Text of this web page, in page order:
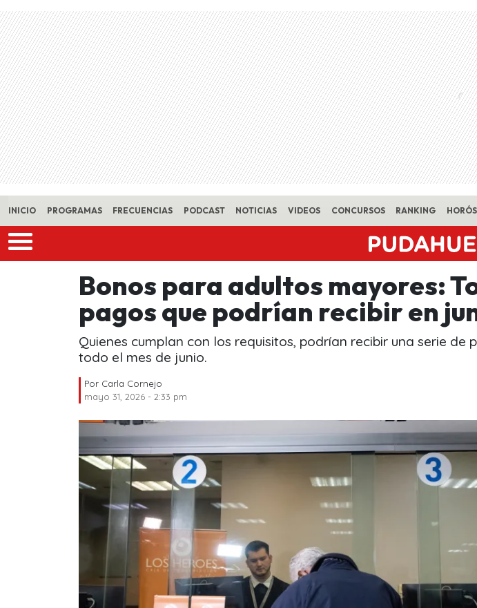
Skip to main content
INICIO PROGRAMAS FRECUENCIAS PODCAST NOTICIAS VIDEOS CONCURSOS RANKING
Bonos para adultos mayores:
pagos que podrían recibir en
Quienes cumplan con los requisitos, podrían recibir una serie de
todo el mes de junio.
Por Carla Cornejo
mayo 31, 2026 - 2:33 pm